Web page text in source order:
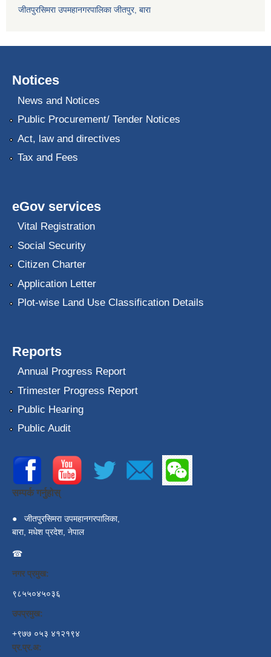
जीतपुरसिमरा उपमहानगरपालिका जीतपुर, बारा
Notices
News and Notices
Public Procurement/ Tender Notices
Act, law and directives
Tax and Fees
eGov services
Vital Registration
Social Security
Citizen Charter
Application Letter
Plot-wise Land Use Classification Details
Reports
Annual Progress Report
Trimester Progress Report
Public Hearing
Public Audit
सम्पर्क गर्नुहोस्
●
जीतपुरसिमरा उपमहानगरपालिका,
बारा, मधेश प्रदेश, नेपाल
☎
नगर प्रमुख:
९८५५०४५०३६
उपप्रमुख:
+९७७ ०५३ ४१२१९४
प्र.प्र.अ: